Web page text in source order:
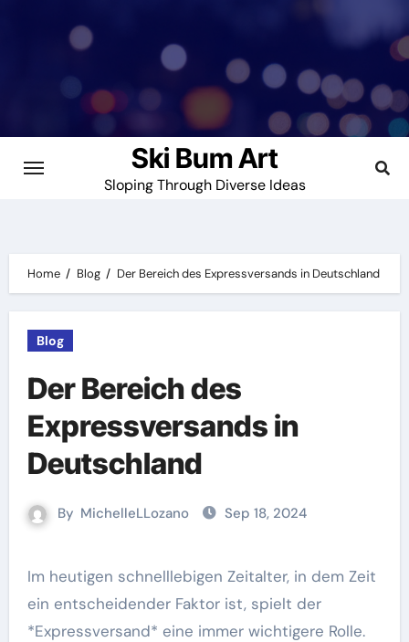
Ski Bum Art
Sloping Through Diverse Ideas
Home Blog Der Bereich des Expressversands in Deutschland
Blog
Der Bereich des
Expressversands in
Deutschland
By MichelleLLozano Sep 18, 2024
Im heutigen schnelllebigen Zeitalter, in dem Zeit
ein entscheidender Faktor ist, spielt der
*Expressversand* eine immer wichtigere Rolle.